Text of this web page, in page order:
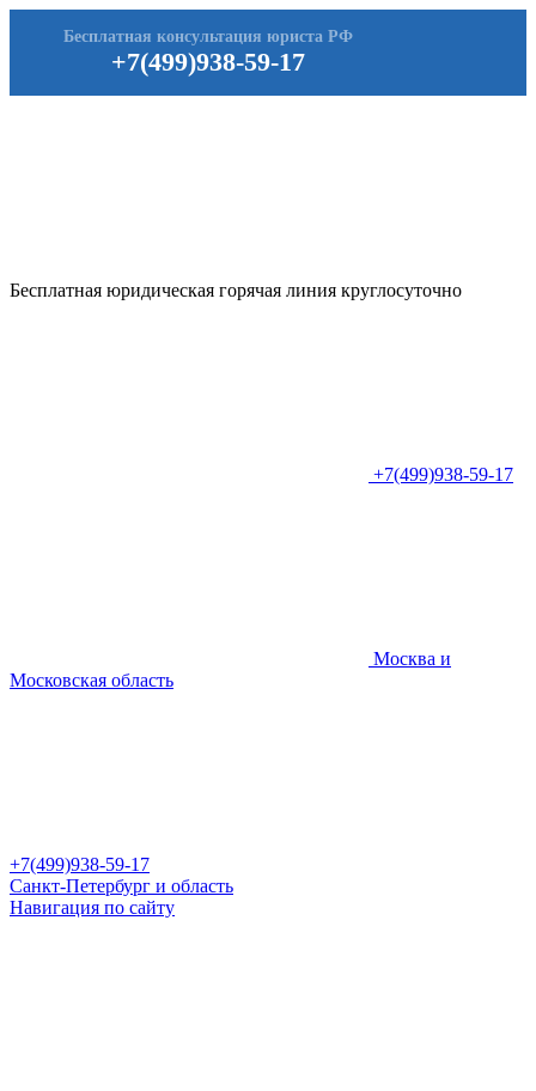
+7(499)938-59-17
Бесплатная консультация юриста РФ
Бесплатная юридическая горячая линия круглосуточно
+7(499)938-59-17
Москва и
Московская область
+7(499)938-59-17
Санкт-Петербург и область
Навигация по сайту